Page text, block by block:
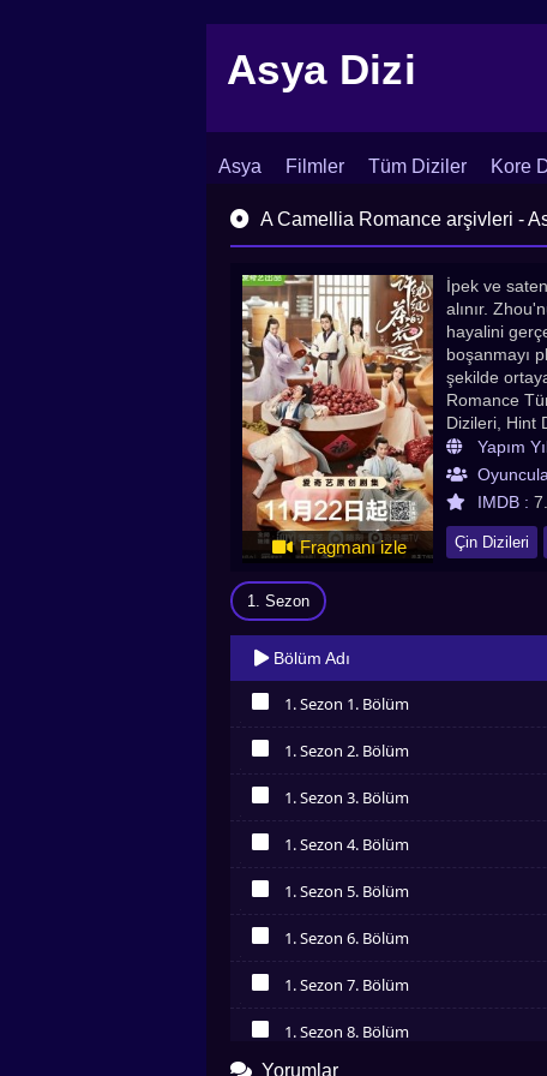
Asya Dizi
Asya Filmler Tüm Diziler Kore
İletişim Blog Dizi Arşivi
A Camellia Romance arşivleri -
Fragmanı izle
İpek ve
alınır.
hayalini
boşanmayı
şekilde
Romance
Dizileri, Hint
Yapım
IMDB :
Çin Dizileri
1. Sezon
Bölüm Adı
1. Sezon 1. Bölüm
1. Sezon 2. Bölüm
1. Sezon 3. Bölüm
1. Sezon 4. Bölüm
1. Sezon 5. Bölüm
1. Sezon 6. Bölüm
1. Sezon 7. Bölüm
İzledim
1. Sezon 8. Bölüm
Yorumlar